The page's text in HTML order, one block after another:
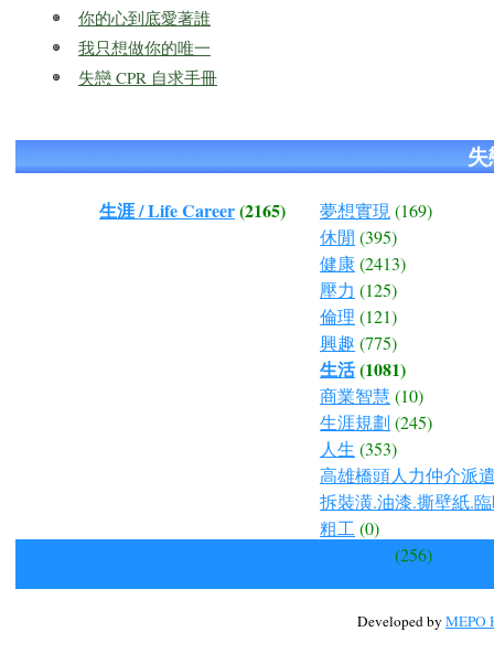
你的心到底愛著誰
我只想做你的唯一
失戀 CPR 自求手冊
生涯 / Life Career(2165) 夢想實現(169)
休閒 (395)
健康(2413)
壓力 (125)
倫理 (121)
興趣 (775)
生活(1081)
商業智慧 (10)
生涯規劃 (245)
人生 (353)
高雄橋頭人力仲介派
拆裝潢.油漆.撕壁紙.
粗工(0)
(256)
Developed by MEPO